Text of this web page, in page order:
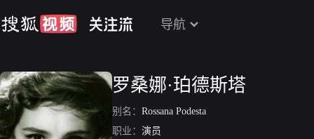
导航
罗桑娜·珀德斯塔
别名： Rossana Podesta
职业： 演员